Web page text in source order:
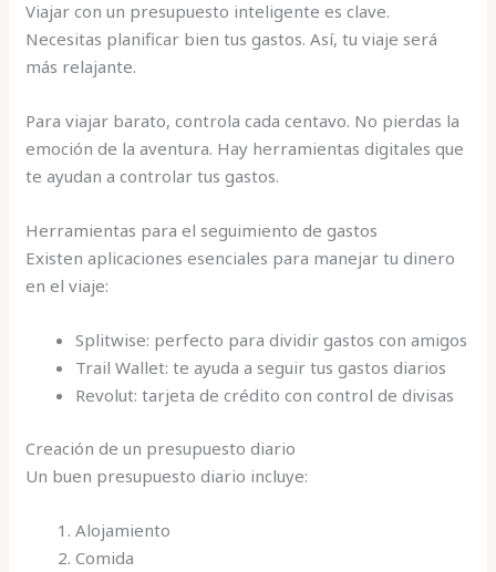
Viajar con un presupuesto inteligente es clave.
Necesitas planificar bien tus gastos. Así, tu viaje será
más relajante.
Para viajar barato, controla cada centavo. No pierdas la
emoción de la aventura. Hay herramientas digitales que
te ayudan a controlar tus gastos.
Herramientas para el seguimiento de gastos
Existen aplicaciones esenciales para manejar tu dinero
en el viaje:
Splitwise: perfecto para dividir gastos con amigos
Trail Wallet: te ayuda a seguir tus gastos diarios
Revolut: tarjeta de crédito con control de divisas
Creación de un presupuesto diario
Un buen presupuesto diario incluye:
Alojamiento
Comida